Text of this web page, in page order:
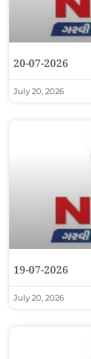
20-07-2026
July 20, 2026
19-07-2026
July 20, 2026